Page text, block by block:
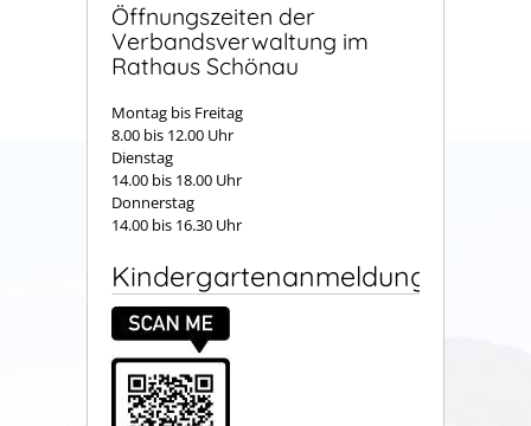
Öffnungszeiten der
Verbandsverwaltung im
Rathaus Schönau
Montag bis Freitag
8.00 bis 12.00 Uhr
Dienstag
14.00 bis 18.00 Uhr
Donnerstag
14.00 bis 16.30 Uhr
Kindergartenanmeldung